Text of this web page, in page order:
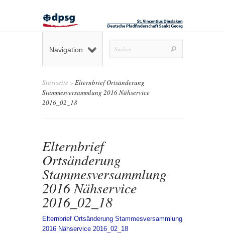
Navigation
Startseite » Elternbrief Ortsänderung
Stammesversammlung 2016 Nähservice
2016_02_18
Elternbrief
Ortsänderung
Stammesversammlung
2016 Nähservice
2016_02_18
Elternbrief Ortsänderung Stammesversammlung
2016 Nähservice 2016_02_18